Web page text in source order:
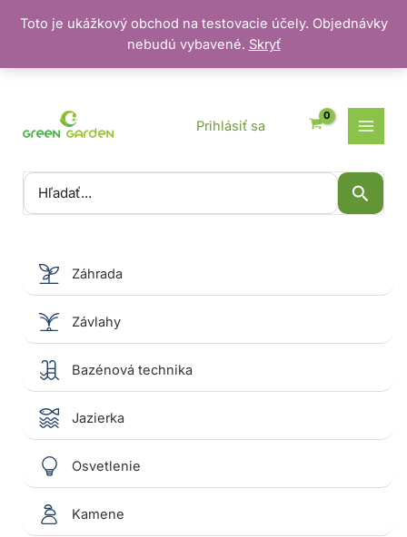
Toto je ukážkový obchod na testovacie účely. Objednávky
nebudú vybavené. Skryť
Vyhľadať:
Prihlásiť sa
Záhrada
Závlahy
Bazénová technika
Jazierka
Osvetlenie
Kamene